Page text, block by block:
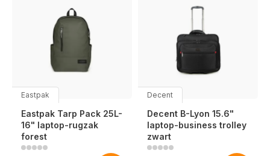
Eastpak
Eastpak Tarp Pack 25L-
16" laptop-rugzak
forest
Decent
Decent B-Lyon 15.6"
laptop-business trolley
zwart